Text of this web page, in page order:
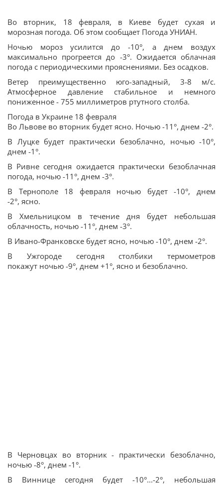
Во вторник, 18 февраля, в Киеве будет сухая и
морозная погода. Об этом сообщает Погода УНИАН.
Ночью мороз усилится до -10°, а днем воздух
максимально прогреется до -3°. Ожидается облачная
погода с периодическими прояснениями. Без осадков.
Ветер преимущественно юго-западный, 3-8 м/с.
Атмосферное давление стабильное и немного
пониженное - 755 миллиметров ртутного столба.
Погода в Украине 18 февраля
Во Львове во вторник будет ясно. Ночью -11°, днем -2°.
В Луцке будет практически безоблачно, ночью -10°,
днем -1°.
В Ривне сегодня ожидается практически безоблачная
погода, ночью -11°, днем -3°.
В Тернополе 18 февраля ночью будет -10°, днем
-2°, ясно.
В Хмельницком в течение дня будет небольшая
облачность, ночью -11°, днем -3°.
В Ивано-Франковске будет ясно, ночью -10°, днем -2°.
В Ужгороде сегодня столбики термометров
покажут ночью -9°, днем +1°, ясно и безоблачно.
В Черновцах во вторник - практически безоблачно,
ночью -8°, днем -1°.
В Виннице сегодня будет -10°...-2°, небольшая